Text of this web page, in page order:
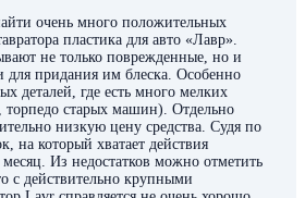
очень много положительных
пластика для авто «Лавр».
не только поврежденные, но и
для придания им блеска. Особенно
деталей, где есть много мелких
старых машин). Отдельно
низкую цену средства. Судя по
на который хватает действия
Из недостатков можно отметить
с действительно крупными